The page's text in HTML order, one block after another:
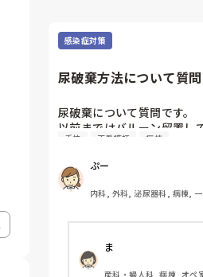
感染症対策
尿破棄方法について質問
尿破棄について質問です。
以前まではバルーン留置し
屋のトイレに破棄する形で
らその尿はすぐに汚物処理
率な方法になってます。尿
ので病室と汚物処理室を
に時間がかかってます。
ん分セットしワゴン下段に
とめて汚物処理室で破棄し
手技 正看護師 病棟
ぷー
内科, 外科, 泌尿器科, 病棟,
ま
産科・婦人科, 病棟, オペ